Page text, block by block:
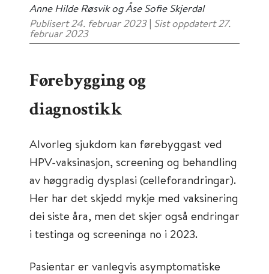
Anne Hilde Røsvik og Åse Sofie Skjerdal
Publisert 24. februar 2023 | Sist oppdatert 27.
februar 2023
Førebygging og
diagnostikk
Alvorleg sjukdom kan førebyggast ved
HPV-vaksinasjon, screening og behandling
av høggradig dysplasi (celleforandringar).
Her har det skjedd mykje med vaksinering
dei siste åra, men det skjer også endringar
i testinga og screeninga no i 2023.
Pasientar er vanlegvis asymptomatiske